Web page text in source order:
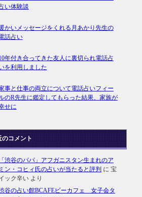
い体験談
かいメッセージをくれる月あかり先生の
話占い
年付き合ってきた友人に裏切られ電話占
を利用しました
事と仕事の両立について電話占いフィー
のR先生に鑑定してもらった結果、家族が
せに
のコメント
渋谷のパパ」アフガニスタン生まれのア
ン・コヒィ氏の占いが当たると評判 に 宝
ック辛いより
谷の占い館BCAFEビーカフェ 女子会タ